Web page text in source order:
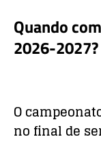
Quando
2026-2027?
O
no final de